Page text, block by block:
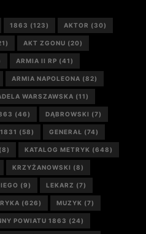
1863 (123) AKTOR (30)
AKT ZGONU (20)
ARMIA II RP (41)
ARMIA NAPOLEONA (82)
WARSZAWSKA (11)
(46) DĄBROWSKI (7)
(58) GENERAŁ (74)
(8) KATALOG METRYK (648)
KRZYŻANOWSKI (8)
(9) LEKARZ (7)
(626) MUZYK (7)
POWIATU 1863 (24)